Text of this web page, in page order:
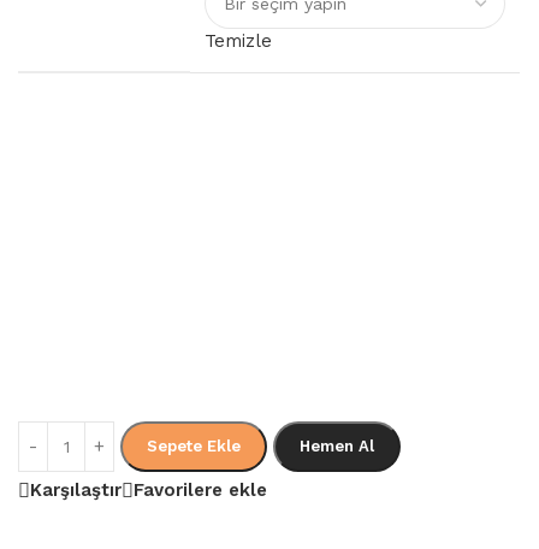
Temizle
Sepete Ekle Hemen Al
Karşılaştır Favorilere ekle